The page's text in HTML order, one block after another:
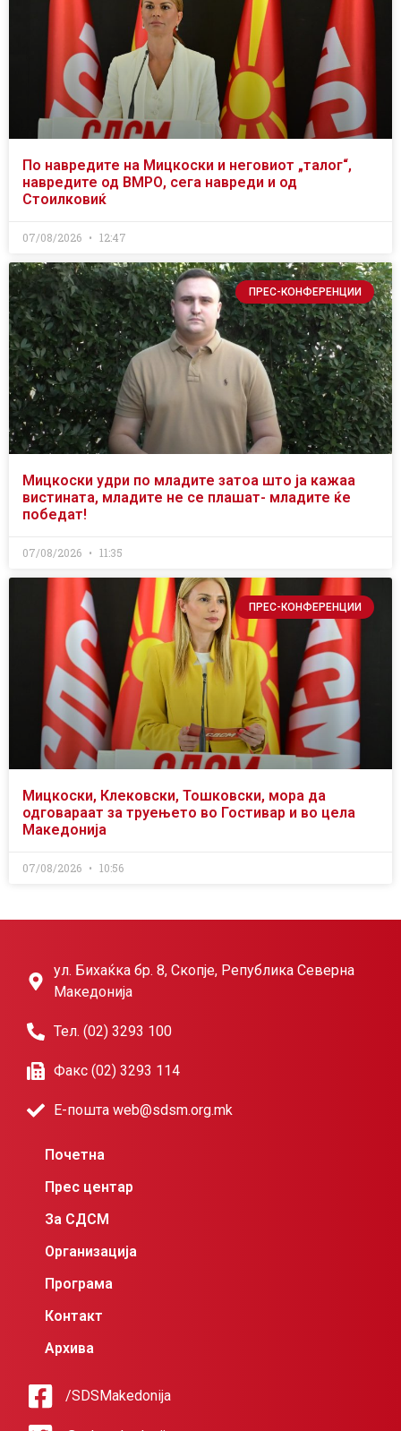
По навредите на Мицкоски и неговиот „талог“,
навредите од ВМРО, сега навреди и од
Стоилковиќ
07/08/2026 12:47
ПРЕС-КОНФЕРЕНЦИИ
Мицкоски удри по младите затоа што ја кажаа
вистината, младите не се плашат- младите ќе
победат!
07/08/2026 11:35
ПРЕС-КОНФЕРЕНЦИИ
Мицкоски, Клековски, Тошковски, мора да
одговараат за труењето во Гостивар и во цела
Македонија
07/08/2026 10:56
ул. Бихаќка бр. 8, Скопје, Република Северна
Македонија
Тел. (02) 3293 100
Факс (02) 3293 114
Е-пошта web@sdsm.org.mk
Почетна
Прес центар
За СДСМ
Организација
Програма
Контакт
Архива
/SDSMakedonija